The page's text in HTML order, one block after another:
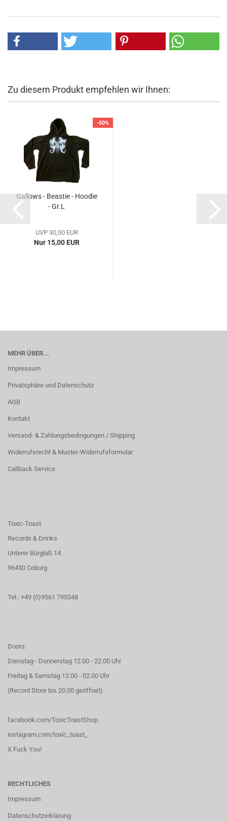
Zu diesem Produkt empfehlen wir Ihnen:
-50%
Gallows - Beastie - Hoodie
- Gr.L
UVP 30,00 EUR
Nur 15,00 EUR
MEHR ÜBER...
Impressum
Privatsphäre und Datenschutz
AGB
Kontakt
Versand- & Zahlungsbedingungen / Shipping
Widerrufsrecht & Muster-Widerrufsformular
Callback Service
Toxic-Toast
Records & Drinks
Unterer Bürglaß 14
96450 Coburg
Tel.: +49 (0)9561 795348
Doors:
Dienstag - Donnerstag 12.00 - 22.00 Uhr
Freitag & Samstag 12.00 - 02.00 Uhr
(Record Store bis 20.00 geöffnet)
facebook.com/ToxicToastShop
instagram.com/toxic_toast_
X Fuck You!
RECHTLICHES
Impressum
Datenschutzerklärung